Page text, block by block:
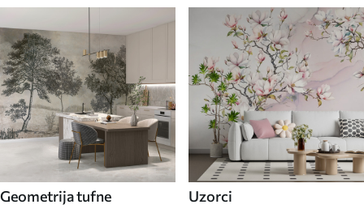
Geometrija tufne Uzorci